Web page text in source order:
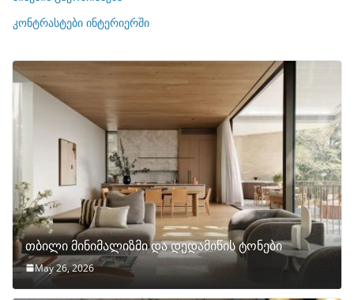
ი
კონტრასტები ინტერიერში
თბილი მინიმალიზმი და დედამიწის ტონები
May 26, 2026